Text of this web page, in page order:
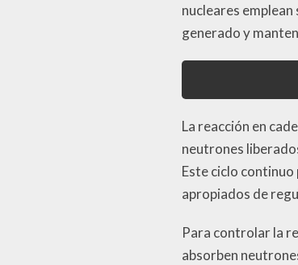
nucleares
generado y
La reacción en
neutrones
Este ciclo
apropiados de
Para controlar la
absorben